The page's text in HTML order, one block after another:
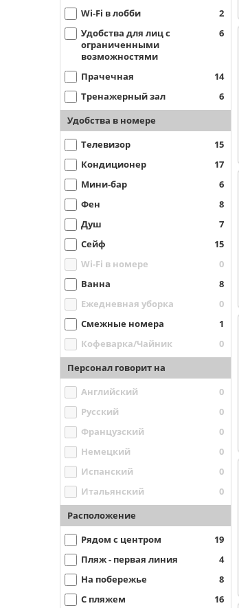
Wi-Fi в лобби
2
Удобства для лиц с
ограниченными
возможностями
6
Прачечная
14
Тренажерный зал
6
Удобства в номере
Телевизор
15
Кондиционер
17
Мини-бар
6
Фен
8
Душ
7
Сейф
15
Wi-Fi в номере
0
Ванна
8
Ежедневная уборка
0
Смежные номера
1
Кофеварка/Чайник
0
Персонал говорит на
Английский
0
Русский
0
Французский
0
Немецкий
0
Испанский
0
Итальянский
0
Расположение
Рядом с центром
19
Пляж - первая линия
4
На побережье
8
С пляжем
16